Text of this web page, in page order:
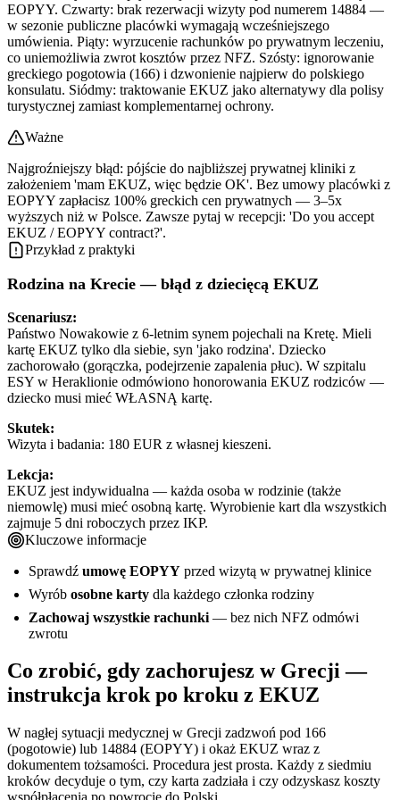
EOPYY. Czwarty: brak rezerwacji wizyty pod numerem 14884 —
w sezonie publiczne placówki wymagają wcześniejszego
umówienia. Piąty: wyrzucenie rachunków po prywatnym leczeniu,
co uniemożliwia zwrot kosztów przez NFZ. Szósty: ignorowanie
greckiego pogotowia (166) i dzwonienie najpierw do polskiego
konsulatu. Siódmy: traktowanie EKUZ jako alternatywy dla polisy
turystycznej zamiast komplementarnej ochrony.
Ważne
Najgroźniejszy błąd: pójście do najbliższej prywatnej kliniki z
założeniem 'mam EKUZ, więc będzie OK'. Bez umowy placówki z
EOPYY zapłacisz 100% greckich cen prywatnych — 3–5x
wyższych niż w Polsce. Zawsze pytaj w recepcji: 'Do you accept
EKUZ / EOPYY contract?'.
Przykład z praktyki
Rodzina na Krecie — błąd z dziecięcą EKUZ
Scenariusz:
Państwo Nowakowie z 6-letnim synem pojechali na Kretę. Mieli
kartę EKUZ tylko dla siebie, syn 'jako rodzina'. Dziecko
zachorowało (gorączka, podejrzenie zapalenia płuc). W szpitalu
ESY w Heraklionie odmówiono honorowania EKUZ rodziców —
dziecko musi mieć WŁASNĄ kartę.
Skutek:
Wizyta i badania: 180 EUR z własnej kieszeni.
Lekcja:
EKUZ jest indywidualna — każda osoba w rodzinie (także
niemowlę) musi mieć osobną kartę. Wyrobienie kart dla wszystkich
zajmuje 5 dni roboczych przez IKP.
Kluczowe informacje
Sprawdź umowę EOPYY przed wizytą w prywatnej klinice
Wyrób osobne karty dla każdego członka rodziny
Zachowaj wszystkie rachunki — bez nich NFZ odmówi
zwrotu
Co zrobić, gdy zachorujesz w Grecji —
instrukcja krok po kroku z EKUZ
W nagłej sytuacji medycznej w Grecji zadzwoń pod 166
(pogotowie) lub 14884 (EOPYY) i okaż EKUZ wraz z
dokumentem tożsamości. Procedura jest prosta. Każdy z siedmiu
kroków decyduje o tym, czy karta zadziała i czy odzyskasz koszty